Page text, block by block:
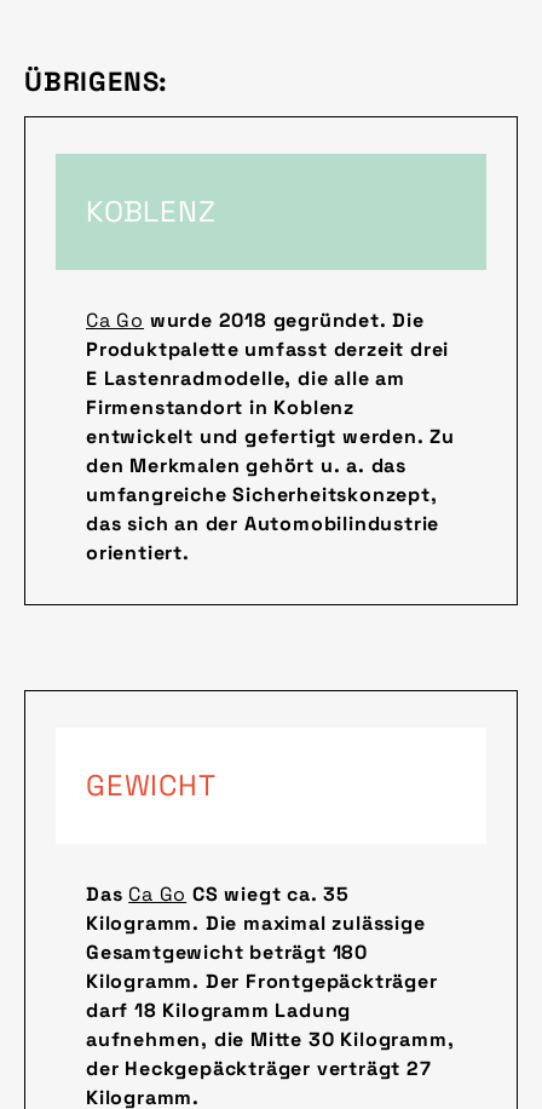
ÜBRIGENS:
KOBLENZ
Ca Go wurde 2018 gegründet. Die
Produktpalette umfasst derzeit drei
E Lastenradmodelle, die alle am
Firmenstandort in Koblenz
entwickelt und gefertigt werden. Zu
den Merkmalen gehört u. a. das
umfangreiche Sicherheitskonzept,
das sich an der Automobilindustrie
orientiert.
GEWICHT
Das Ca Go CS wiegt ca. 35
Kilogramm. Die maximal zulässige
Gesamtgewicht beträgt 180
Kilogramm. Der Frontgepäckträger
darf 18 Kilogramm Ladung
aufnehmen, die Mitte 30 Kilogramm,
der Heckgepäckträger verträgt 27
Kilogramm.